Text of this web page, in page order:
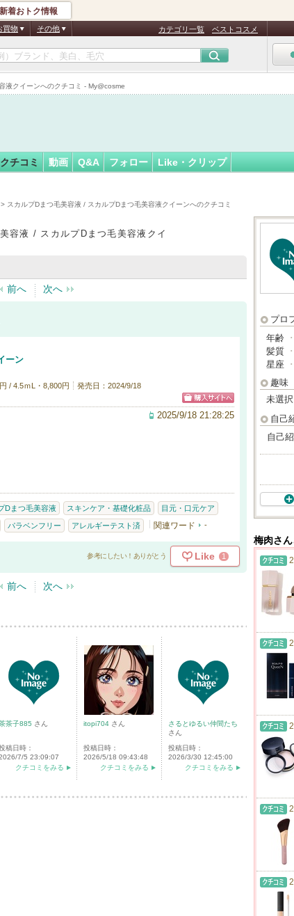
液クイーンへのクチコミ - My@cosme
新着おトク情報
買物 その他 カテゴリ一覧 ベストコスメ
クチコミ 動画 Q&A フォロー Like・クリップ
> スカルプDまつ毛美容液 / スカルプDまつ毛美容液クイーンへのクチコミ
容液 / スカルプDまつ毛美容液クイ
前へ 次へ
ーン
/ 4.5ｍL・8,800円
発売日：2024/9/18
2025/9/18 21:28:25
Dまつ毛美容液 スキンケア・基礎化粧品 目元・口元ケア
パラベンフリー アレルギーテスト済 関連ワード -
参考にしたい！ありがとう Like 1
前へ 次へ
茶子885 さん
稿日時：
7/5 23:09:07
クチコミをみる
itopi704 さん
投稿日時：
2026/5/18 09:43:48
クチコミをみる
さるとゆるい仲間たち
さん
投稿日時：
2026/3/30 12:45:00
クチコミをみる
プロ
年齢
髪質
星座
趣味
未選択
自己
自己
梅肉さ